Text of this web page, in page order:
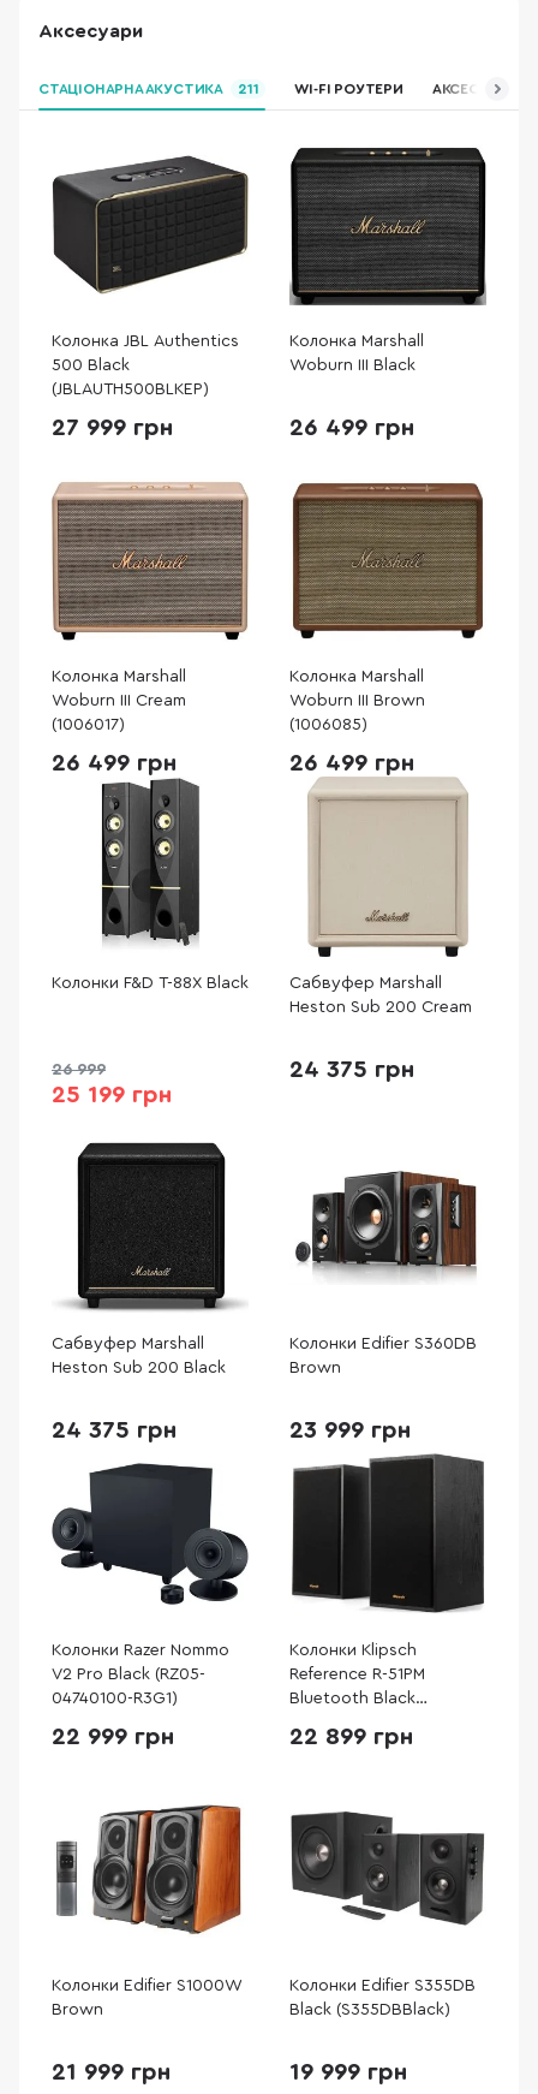
Аксесуари
СТАЦІОНАРНА АКУСТИКА 211 WI-FI РОУТЕРИ АКСЕСУАРИ
Колонка JBL Authentics
500 Black
(JBLAUTH500BLKEP)
27 999 грн
Колонка Marshall
Woburn III Black
26 499 грн
Колонка Marshall
Woburn III Cream
(1006017)
26 499 грн
Колонка Marshall
Woburn III Brown
(1006085)
26 499 грн
Колонки F&D T-88X Black
26 999
25 199 грн
Сабвуфер Marshall
Heston Sub 200 Cream
24 375 грн
Сабвуфер Marshall
Heston Sub 200 Black
24 375 грн
Колонки Edifier S360DB
Brown
23 999 грн
Колонки Razer Nommo
V2 Pro Black (RZ05-
04740100-R3G1)
22 999 грн
Колонки Klipsch
Reference R-51PM
Bluetooth Black
22 899 грн
Колонки Edifier S1000W
Brown
21 999 грн
Колонки Edifier S355DB
Black (S355DBBlack)
19 999 грн